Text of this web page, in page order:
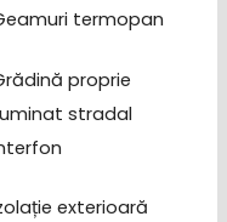
termopan
proprie
stradal
exterioară